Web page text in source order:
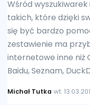
Wśród
takich, które dzięki
się być bardzo
zestawienie ma
internetowe inne niż
Baidu, Seznam,
Michał Tutka wt.